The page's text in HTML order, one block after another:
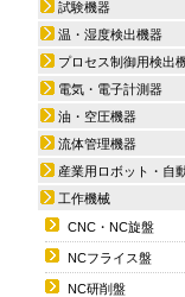
試験機器
温・湿度検出機器
プロセス制御用検出
電気・電子計測器
油・空圧機器
流体管理機器
産業用ロボット・自
工作機械
CNC・NC旋盤
NCフライス盤
NC研削盤